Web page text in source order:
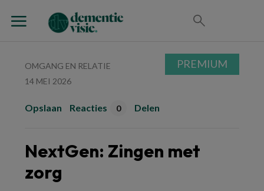
OMGANG EN RELATIE
14 MEI 2026
Opslaan Reacties 0 Delen
NextGen: Zingen met
zorg
PREMIUM